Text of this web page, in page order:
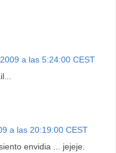
a las 5:24:00 CEST
a las 20:19:00 CEST
envidia ... jejeje.